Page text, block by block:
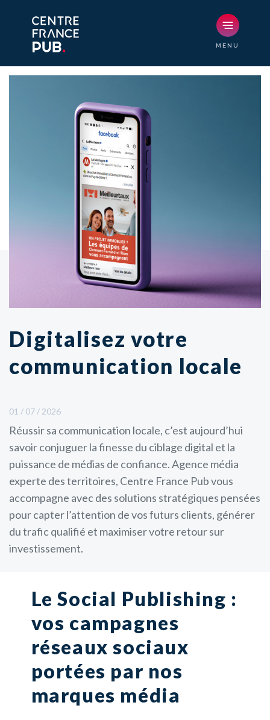
Digitalisez votre
communication locale
01 / 07 / 2026
Réussir sa communication locale, c’est aujourd’hui
savoir conjuguer la finesse du ciblage digital et la
puissance de médias de confiance. Agence média
experte des territoires, Centre France Pub vous
accompagne avec des solutions stratégiques pensées
pour capter l’attention de vos futurs clients, générer
du trafic qualifié et maximiser votre retour sur
investissement.
Le Social Publishing :
vos campagnes
réseaux sociaux
portées par nos
marques média